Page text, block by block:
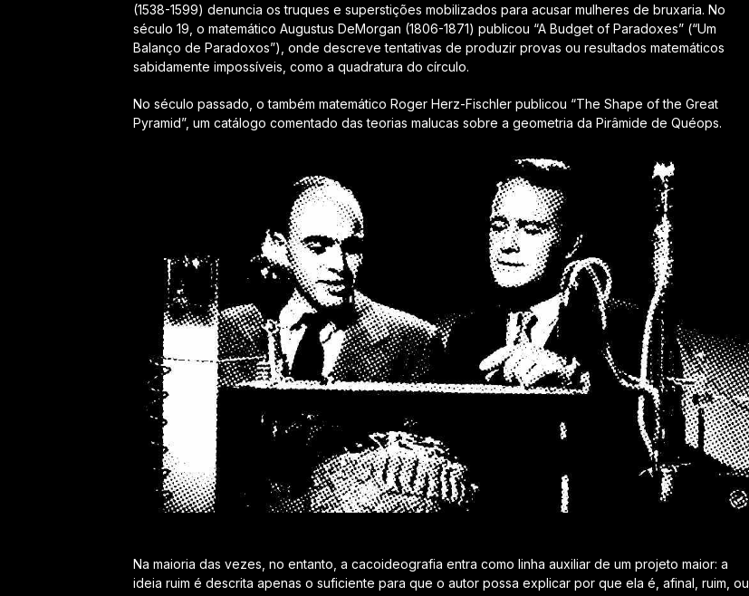
(1538-1599) denuncia os truques e superstições mobilizados para acusar mulheres de bruxaria. No
século 19, o matemático Augustus DeMorgan (1806-1871) publicou “A Budget of Paradoxes” (“Um
Balanço de Paradoxos”), onde descreve tentativas de produzir provas ou resultados matemáticos
sabidamente impossíveis, como a quadratura do círculo.
No século passado, o também matemático Roger Herz-Fischler publicou “The Shape of the Great
Pyramid”, um catálogo comentado das teorias malucas sobre a geometria da Pirâmide de Quéops.
Na maioria das vezes, no entanto, a cacoideografia entra como linha auxiliar de um projeto maior: a
ideia ruim é descrita apenas o suficiente para que o autor possa explicar por que ela é, afinal, ruim, ou